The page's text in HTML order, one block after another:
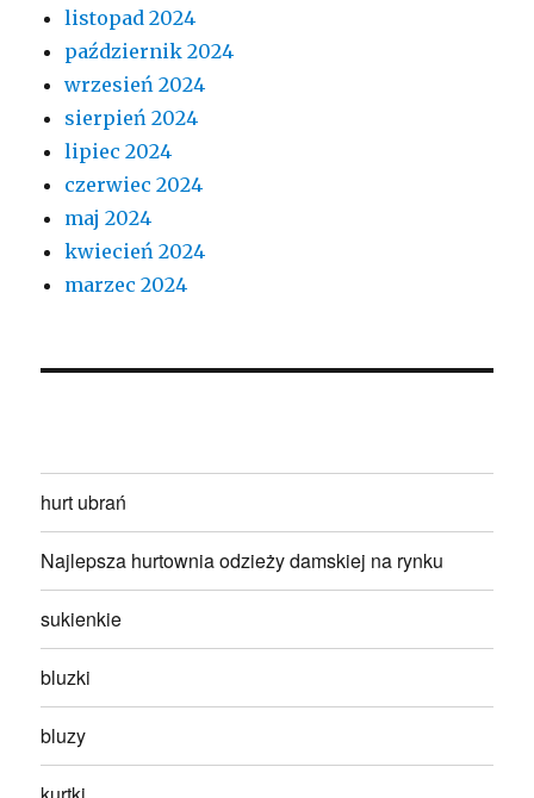
listopad 2024
październik 2024
wrzesień 2024
sierpień 2024
lipiec 2024
czerwiec 2024
maj 2024
kwiecień 2024
marzec 2024
hurt ubrań
Najlepsza hurtownia odzieży damskiej na rynku
sukienkie
bluzki
bluzy